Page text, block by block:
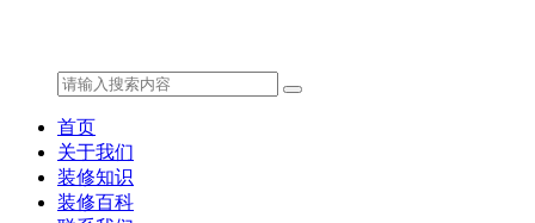
首页
关于我们
装修知识
装修百科